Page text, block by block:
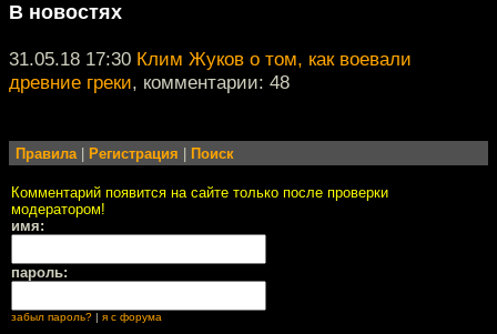
В новостях
31.05.18 17:30 Клим Жуков о том, как воевали
древние греки, комментарии: 48
Правила| Регистрация Поиск
Комментарий появится на сайте только после проверки
модератором!
имя:
пароль:
забыл пароль? я с форума